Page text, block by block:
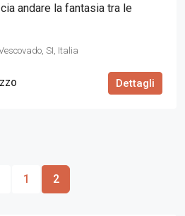
andare la fantasia tra le
SI, Italia
Dettagli
1 2